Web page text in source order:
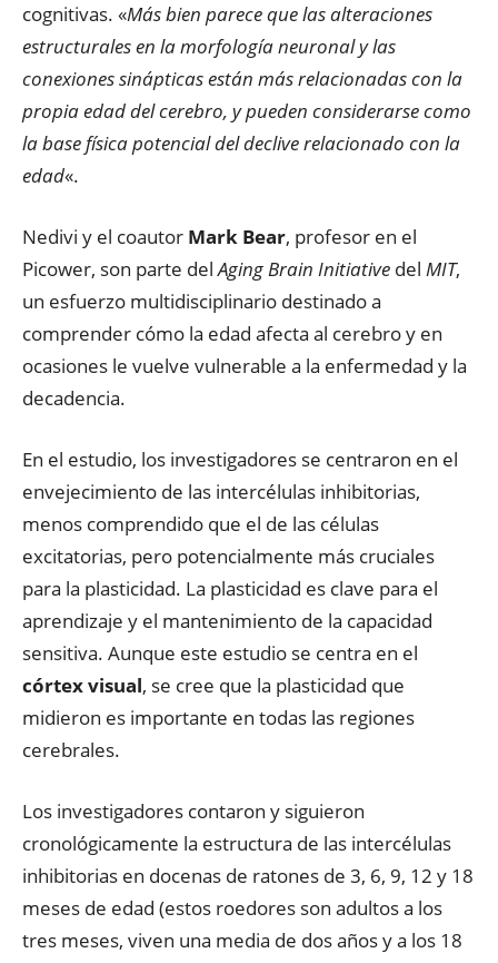
cognitivas. «Más bien parece que las alteraciones
estructurales en la morfología neuronal y las
conexiones sinápticas están más relacionadas con la
propia edad del cerebro, y pueden considerarse como
la base física potencial del declive relacionado con la
edad«.
Nedivi y el coautor Mark Bear, profesor en el
Picower, son parte delAging Brain Initiative del MIT,
un esfuerzo multidisciplinario destinado a
comprender cómo la edad afecta al cerebro y en
ocasiones le vuelve vulnerable a la enfermedad y la
decadencia.
En el estudio, los investigadores se centraron en el
envejecimiento de las intercélulas inhibitorias,
menos comprendido que el de las células
excitatorias, pero potencialmente más cruciales
para la plasticidad. La plasticidad es clave para el
aprendizaje y el mantenimiento de la capacidad
sensitiva. Aunque este estudio se centra en el
córtex visual, se cree que la plasticidad que
midieron es importante en todas las regiones
cerebrales.
Los investigadores contaron y siguieron
cronológicamente la estructura de las intercélulas
inhibitorias en docenas de ratones de 3, 6, 9, 12 y 18
meses de edad (estos roedores son adultos a los
tres meses, viven una media de dos años y a los 18